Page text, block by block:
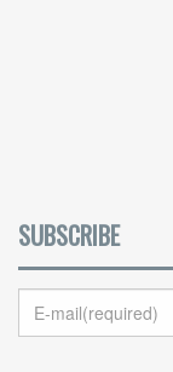
SUBSCRIBE